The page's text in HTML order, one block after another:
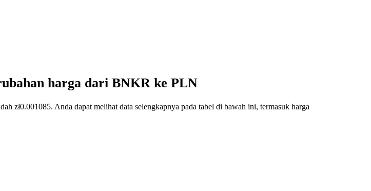
harga dari BNKR ke PLN
zł0.001085. Anda dapat melihat data selengkapnya pada tabel di bawah ini, termasuk harga